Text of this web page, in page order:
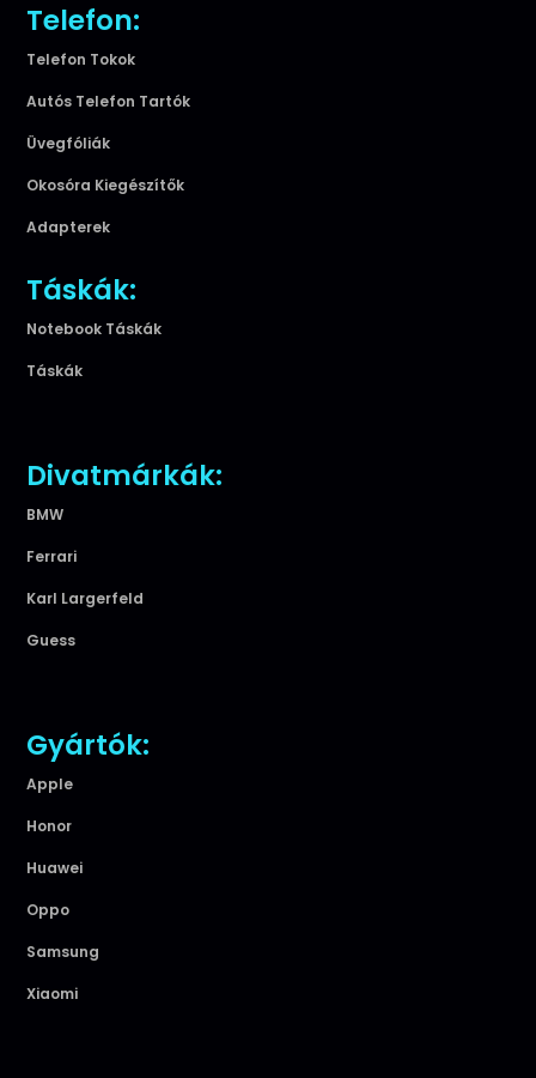
Telefon:
Telefon Tokok
Autós Telefon Tartók
Üvegfóliák
Okosóra Kiegészítők
Adapterek
Táskák:
Notebook Táskák
Táskák
Divatmárkák:
BMW
Ferrari
Karl Largerfeld
Guess
Gyártók:
Apple
Honor
Huawei
Oppo
Samsung
Xiaomi